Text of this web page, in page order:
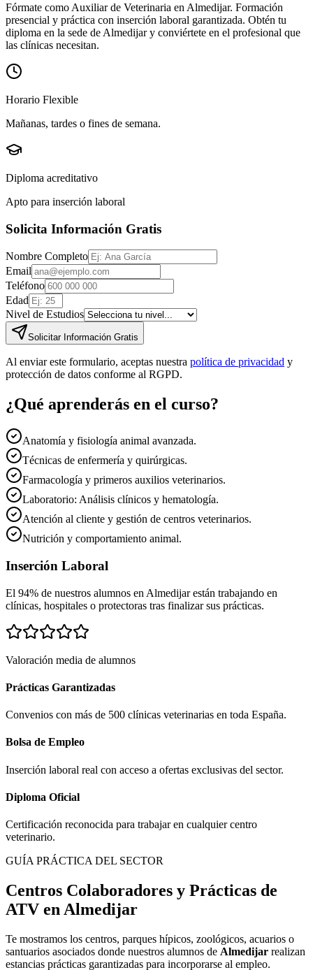
Fórmate como Auxiliar de Veterinaria en Almedijar. Formación
presencial y práctica con inserción laboral garantizada. Obtén tu
diploma en la sede de Almedijary conviértete en el profesional que
las clínicas necesitan.
Horario Flexible
Mañanas, tardes o fines de semana.
Diploma acreditativo
Apto para inserción laboral
Solicita Información Gratis
Nombre Completo
Email
Teléfono
Edad
Nivel de Estudios
Solicitar Información Gratis
Al enviar este formulario, aceptas nuestra política de privacidad y
protección de datos conforme al RGPD.
¿Qué aprenderás en el curso?
Anatomía y fisiología animal avanzada.
Técnicas de enfermería y quirúrgicas.
Farmacología y primeros auxilios veterinarios.
Laboratorio: Análisis clínicos y hematología.
Atención al cliente y gestión de centros veterinarios.
Nutrición y comportamiento animal.
Inserción Laboral
El 94% de nuestros alumnos en Almedijarestán trabajando en
clínicas, hospitales o protectoras tras finalizar sus prácticas.
Valoración media de alumnos
Prácticas Garantizadas
Convenios con más de 500 clínicas veterinarias en toda España.
Bolsa de Empleo
Inserción laboral real con acceso a ofertas exclusivas del sector.
Diploma Oficial
Certificación reconocida para trabajar en cualquier centro
veterinario.
GUÍA PRÁCTICA DEL SECTOR
Centros Colaboradores y Prácticas de
ATV en Almedijar
Te mostramos los centros, parques hípicos, zoológicos, acuarios o
santuarios asociados donde nuestros alumnos de Almedijar realizan
estancias prácticas garantizadas para incorporarse al empleo.